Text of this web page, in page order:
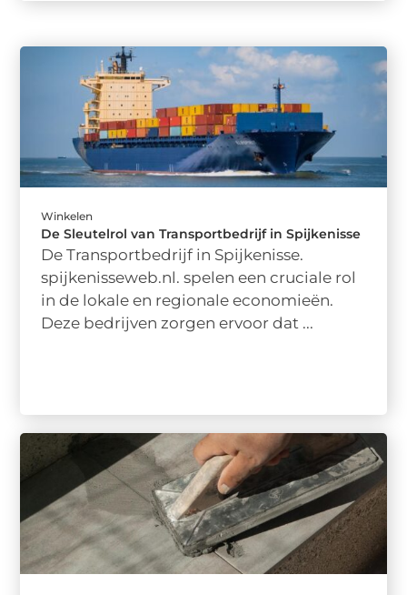
Winkelen
De Sleutelrol van Transportbedrijf in Spijkenisse
De Transportbedrijf in Spijkenisse.
spijkenisseweb.nl. spelen een cruciale rol
in de lokale en regionale economieën.
Deze bedrijven zorgen ervoor dat ...